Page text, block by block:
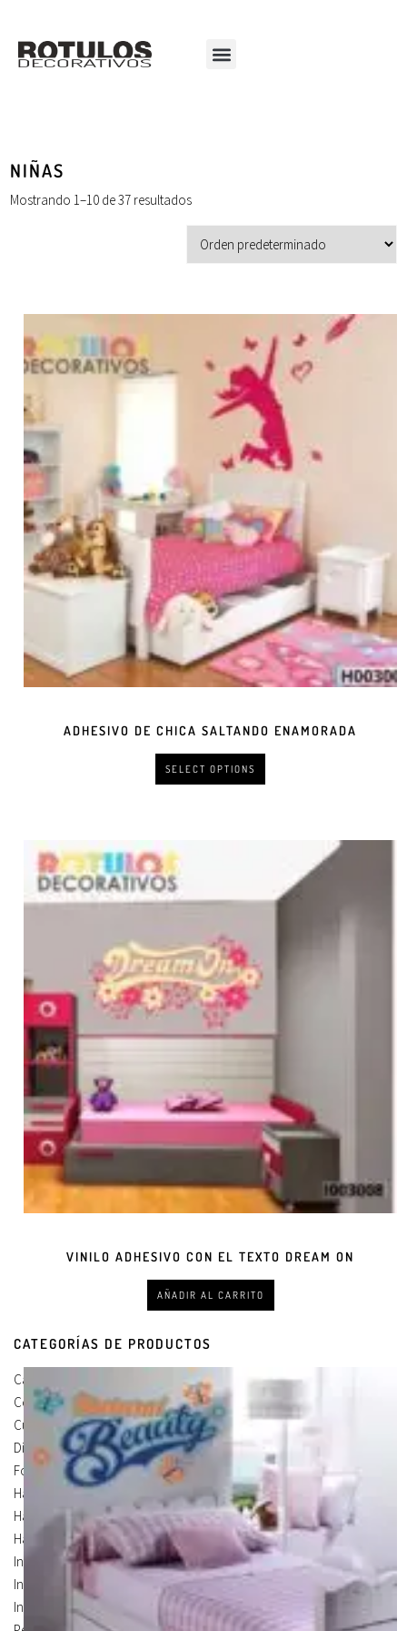
NIÑAS
Mostrando 1–10 de 37 resultados
ADHESIVO DE CHICA SALTANDO ENAMORADA
SELECT OPTIONS
VINILO ADHESIVO CON EL TEXTO DREAM ON
AÑADIR AL CARRITO
→
CATEGORÍAS DE PRODUCTOS
Carteles Para Puertas
Cocina(13)
Cuadros en Vinilos(105)
Diseños en Vinilo(8)
Foto Lienzo
(51)
Habitación(4)
Habitación Corte(3)
Habitación Devastado
(1)
Infantiles
(75)
Infantiles Corte
Infantiles Devastado